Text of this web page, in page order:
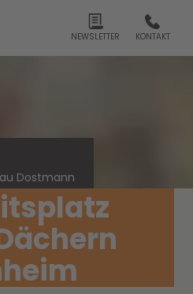
NEWSLETTER KONTAKT
Dostmann